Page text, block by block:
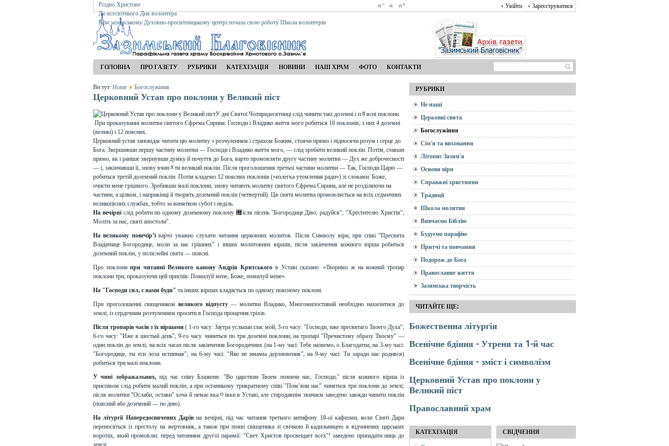
Різдво Христове
До всесвітнього Дня волонтера
При зазимському Духовно-просвітницькому центрі почала свою роботу Школа волонтерів
Увійти Зареєструватися
ГОЛОВНА ПРО ГАЗЕТУ РУБРИКИ КАТЕХІЗАЦІЯ НОВИНИ НАШ ХРАМ ФОТО КОНТАКТИ
Ви тут: Home Богослужіння
Церковний Устав про поклони у Великий піст
У дні Святої Чотиридесятниці слід чинити такі доземні і пﾾясні поклони.
При проказуванні молитви святого Єфрема Сирина: Господи і Владико життя мого робиться 16 поклонів, з них 4 доземні
(великі) і 12 поясних.
Церковний устав заповідає читати цю молитву з розчуленням і страхом Божим, стоячи прямо і підносячи розум і серце до
Бога. Звершивши першу частину молитви — Господи і Владико життя мого, — слід зробити великий поклін. Потім, ставши
прямо, як і раніше звернувши думку й почуття до Бога, варто промовляти другу частину молитви — Дух же доброчесності
— і, закінчивши її, знову вчинﾸти великий поклін. Після проголошення третьої частини молитви — Так, Господи Царю —
робиться третій доземний поклін. Потім кладемо 12 поясних поклонів («излегка утомления ради») зі словами: Боже,
очисти мене грішного. Зробивши малі поклони, знову читають молитву святого Єфрема Сирина, але не розділяючи на
частини, а цілком, і наприкінці її творять доземний поклін (четвертий). Ця свята молитва промовляється на всіх седмичних
великопісних службах, тобто за винятком субот і неділь.
На вечірні слід робити по одному доземному поклону ﾿ісля пісень "Богородице Діво, радуйся"; "Хрестителю Христів";
Моліть за нас, святі апостоли".
На великому повечір’їварто уважно слухати читання церковних молитов. Після Символу віри, при співі "Пресвята
Владичице Богородице, моли за нас грішних" і інших молитовних віршів, після закінчення кожного вірша робиться
доземний поклін, у полієлейні свята — поясні.
Про поклонипри читанні Великого канону Андрія Критського в Уставі сказано: «Творимо ж на кожний тропар
поклони три, проказуючи цей приспів: Помилуй мене, Боже, помилуй мене».
На "Господи сил, с нами буди" та інших віршах кладається по одному поясному поклоні.
При проголошенні священикомвеликого відпусту— молитви Владико, Многомилостивий необхідно нахилитися до
землі, із сердечним розчуленням просити в Господа прощення гріхів.
Після тропарів часів з їх віршами ( 1-го часу: Заутра услыши глас мой; 3-го часу: "Господи, иже пресвятаго Твоего Духа";
6-го часу: "Иже в шестый день"; 9-го часу. чиниться по три доземні поклони; на тропарі "Пречистому образу Твоєму" —
один поклін до землі; на всіх часах після закінчення Богородичних (на 1-му часі: Тебе назвемо, о Благодатна; на 3-му часі:
"Богородице, ты еси лоза истинная"; на 6-му часі: "Яко не имамы дерзновения"; на 9-му часі: Ти заради нас родився)
робиться три малі поклони.
У чині зображальних,під час співу Блаженн: "Во царствии Твоем помяни нас, Господи," після кожного вірша із
приспівом слід робити малий поклін, а при останньому трикратному співі "Пом’яни нас" чиняться три поклони до землі;
після молитви "Ослаби, остави" хоча й немає вкаﾷівки в Уставі, але стародавнім звичаєм заведено завжди чинити поклін
(поясний або доземний — по дню).
На літургії Напередосвячених Дарів на вечірні, під час читання третього антифону 18-ої кафизми, коли Святі Дари
переносяться із престолу на жертовник, а також при появі священика зі свічкою й кадильницею в відчинених царських
воротах, який промовляє перед читанням другої паримії: "Свет Христов просвещает всех"! заведено припадати ниць до
землі.
РУБРИКИ
Не наші
Церковні свята
Богослужіння
Сім'я та виховання
Літопис Зазим'я
Основи віри
Справжні християни
Традиції
Школа молитви
Вивчаємо Біблію
Будуємо парафію
Притчі та повчання
Подорож до Бога
Православне життя
Зазимська творчість
ЧИТАЙТЕ ЩЕ:
Божественна літургія
Всенічне бдіння - Утреня та 1-й час
Всенічне бдіння - зміст і символізм
Церковний Устав про поклони у
Великий піст
Православний храм
КАТЕХІЗАЦІЯ СВІДЧЕННЯ